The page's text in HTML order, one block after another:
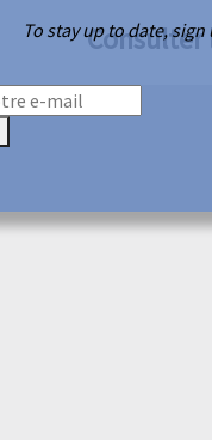
Consulter
To stay up to date,